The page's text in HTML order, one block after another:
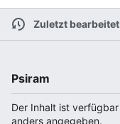
Zuletzt
Psiram
Der Inhalt ist
anders angegeben.